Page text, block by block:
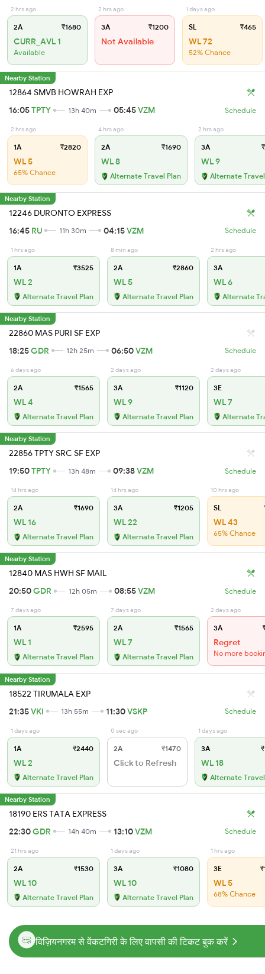
2 hrs ago
2A ₹1680
CURR_AVL 1
Available
2 hrs ago
3A ₹1200
Not Available
1 days ago
SL ₹465
WL 72
52% Chance
Nearby Station
12864 SMVB HOWRAH EXP
16:05TPTY 13h 40m 05:45VZM Schedule
2 hrs ago
1A ₹2820
WL 5
65% Chance
4 hrs ago
2A ₹1690
WL 8
Alternate Travel Plan
2 hrs ago
3A
WL 9
Alternate
Nearby Station
12246 DURONTO EXPRESS
16:45 RU 11h 30m 04:15VZM Schedule
1 hrs ago
1A ₹3525
WL 2
Alternate Travel Plan
8 min ago
2A ₹2860
WL 5
Alternate Travel Plan
2 hrs ago
3A
WL 6
Alternate
Nearby Station
22860 MAS PURI SF EXP
18:25GDR 12h 25m 06:50VZM Schedule
6 days ago
2A ₹1565
WL 4
Alternate Travel Plan
2 days ago
3A ₹1120
WL 9
Alternate Travel Plan
2 days ago
3E
WL 7
Alternate
Nearby Station
22856 TPTY SRC SF EXP
19:50TPTY 13h 48m 09:38VZM Schedule
14 hrs ago
2A ₹1690
WL 16
Alternate Travel Plan
14 hrs ago
3A ₹1205
WL 22
Alternate Travel Plan
10 hrs ago
SL
WL 43
65% Chance
Nearby Station
12840 MAS HWH SF MAIL
20:50GDR 12h 05m 08:55VZM Schedule
7 days ago
1A ₹2595
WL 1
Alternate Travel Plan
7 days ago
2A ₹1565
WL 7
Alternate Travel Plan
2 days ago
3A
Regret
No more
Nearby Station
18522 TIRUMALA EXP
21:35VKI 13h 55m 11:30VSKP Schedule
1 days ago
1A ₹2440
WL 2
Alternate Travel Plan
0 sec ago
2A ₹1470
Click to Refresh
1 days ago
3A
WL 18
Alternate
Nearby Station
18190 ERS TATA EXPRESS
22:30GDR 14h 40m 13:10VZM Schedule
21 hrs ago
2A ₹1530
WL 10
Alternate Travel Plan
1 days ago
3A ₹1080
WL 10
Alternate Travel Plan
1 hrs ago
3E
WL 5
68% Chance
विज़ियनगरम से वेंकटगिरी के लिए वापसी की टिकट बुक करें